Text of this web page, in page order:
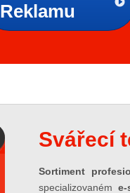
Reklamu
Svářecí
Sortiment
specializovaném e-